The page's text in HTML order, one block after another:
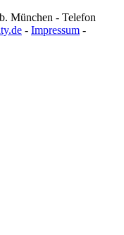
München - Telefon
- Impressum -